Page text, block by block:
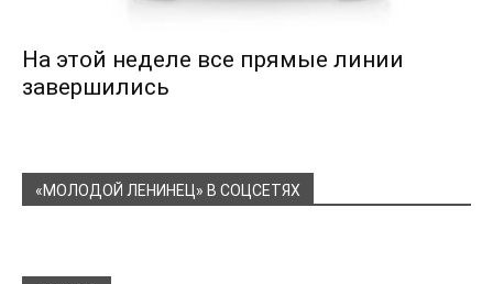
На этой неделе все прямые линии
завершились
«МОЛОДОЙ ЛЕНИНЕЦ» В СОЦСЕТЯХ